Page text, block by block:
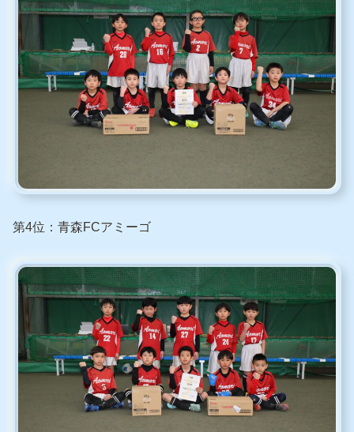
第4位：青森FCアミーゴ